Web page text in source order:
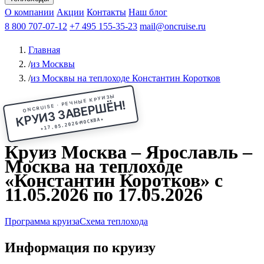
Чебоксарыиз Волгоградаиз Саратова Все города
КазаньВ Нижний НовгородВ ПермьВ Ростов-на-Дону
РыбинскНа СоловкиНа ВалаамПо ОкеПо Енисею
Афанасий Никитин Октябрьская революция
ФединАлександр СвешниковИван
МироновА.С.Попов
О компании Акции Контакты Наш блог
8 800 707-07-12 +7 495 155-35-23 mail@oncruise.ru
Главная
/из Москвы
/из Москвы на теплоходе Константин Коротков
ONCRUISE · РЕЧНЫЕ КРУИЗЫ
КРУИЗ ЗАВЕРШЁН!
★17.05.2026МОСКВА★
Круиз Москва – Ярославль –
Москва на теплоходе
«Константин Коротков» с
11.05.2026 по 17.05.2026
Программа круизаСхема теплохода
Информация по круизу